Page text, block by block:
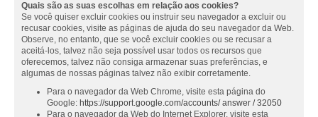
Quais são as suas escolhas em relação aos cookies?
Se você quiser excluir cookies ou instruir seu navegador a excluir ou
recusar cookies, visite as páginas de ajuda do seu navegador da Web.
Observe, no entanto, que se você excluir cookies ou se recusar a
aceitá-los, talvez não seja possível usar todos os recursos que
oferecemos, talvez não consiga armazenar suas preferências, e
algumas de nossas páginas talvez não exibir corretamente.
Para o navegador da Web Chrome, visite esta página do
Google: https://support.google.com/accounts/ answer / 32050
Para o navegador da Web do Internet Explorer, visite esta